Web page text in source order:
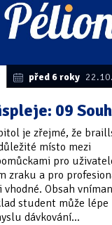
před 6 roky
09
je zřejmé, že
místo mezi
pro
zraku a pro
Obsah
student může lépe
dávkování...